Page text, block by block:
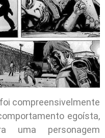
foi compreensivelmente
egoísta,
uma personagem